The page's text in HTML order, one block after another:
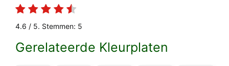
4.6 / 5. Stemmen: 5
Gerelateerde Kleurplaten